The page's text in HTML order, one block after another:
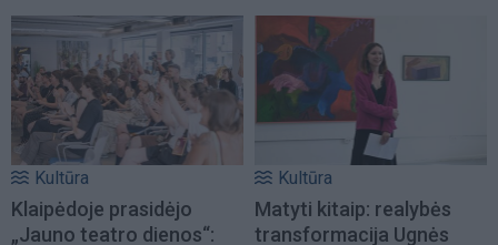
Kultūra
Klaipėdoje prasidėjo
„Jauno teatro dienos“:
Kultūra
Matyti kitaip: realybės
transformacija Ugnės